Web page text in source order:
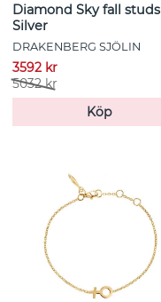
Diamond Sky fall studs
Silver
DRAKENBERG SJÖLIN
3592 kr
5032 kr
Köp